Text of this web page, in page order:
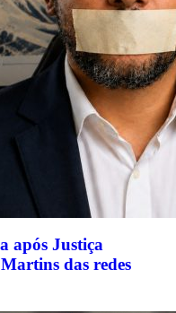
após Justiça
das redes